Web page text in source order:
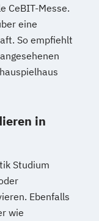
CeBIT-Messe.
eine
So empfiehlt
in
Studium
Ebenfalls
wie